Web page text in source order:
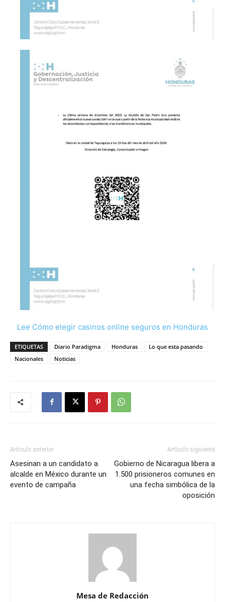
Lee Cómo elegir casinos online seguros en Honduras
ETIQUETAS Diario Paradigma Honduras
Lo que esta pasando
Nacionales
Noticias
Artículo anterior
Asesinan a un candidato a
alcalde en México durante un
evento de campaña
Artículo siguiente
Gobierno de Nicaragua libera a
1.500 prisioneros comunes en
una fecha simbólica de la
oposición
Mesa de Redacción